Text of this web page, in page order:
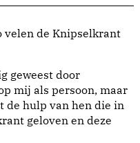
velen de Knipselkrant
geweest door
mij als persoon, maar
de hulp van hen die in
geloven en deze